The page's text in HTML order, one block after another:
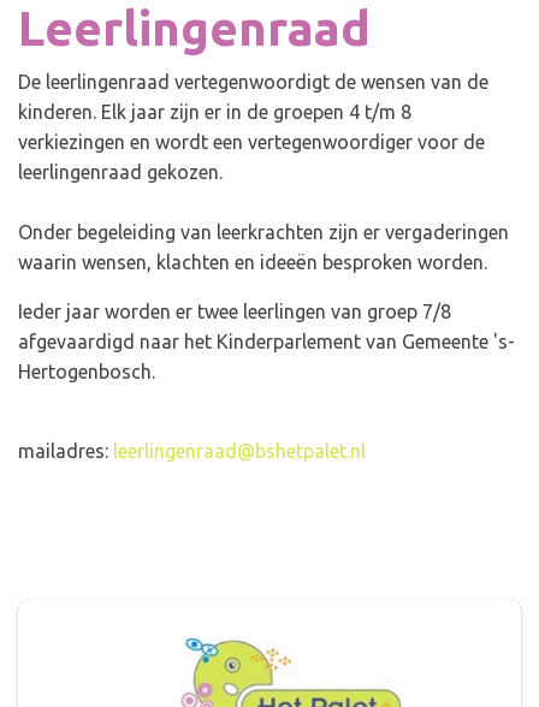
Leerlingenraad
De leerlingenraad vertegenwoordigt de wensen van de
kinderen. Elk jaar zijn er in de groepen 4 t/m 8
verkiezingen en wordt een vertegenwoordiger voor de
leerlingenraad gekozen.
Onder begeleiding van leerkrachten zijn er vergaderingen
waarin wensen, klachten en ideeën besproken worden.
Ieder jaar worden er twee leerlingen van groep 7/8
afgevaardigd naar het Kinderparlement van Gemeente 's-
Hertogenbosch.
mailadres: leerlingenraad@bshetpalet.nl